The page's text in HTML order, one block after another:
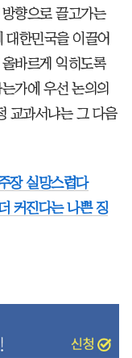
향으로 끌고가는
대한민국을 이끌어
바르게 익히도록
가에 우선 논의의
교과서냐는 그 다음
장 실망스럽다
커진다는 나쁜 징